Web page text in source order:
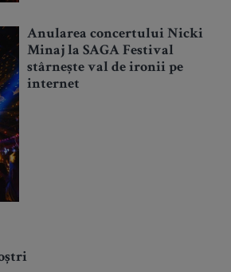
Anularea concertului Nicki
Minaj la SAGA Festival
stârnește val de ironii pe
internet